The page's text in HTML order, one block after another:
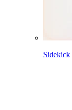
Sidekick